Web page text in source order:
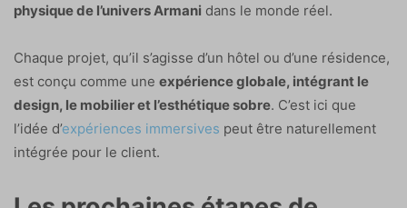
physique de l’univers Armani dans le monde réel.
Chaque projet, qu’il s’agisse d’un hôtel ou d’une résidence,
est conçu comme une expérience globale, intégrant le
design, le mobilier et l’esthétique sobre. C’est ici que
l’idée d’expériences immersives peut être naturellement
intégrée pour le client.